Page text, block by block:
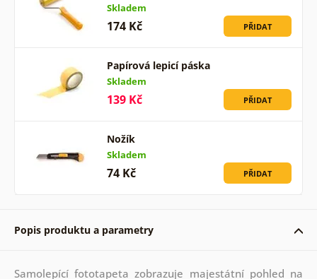
Skladem
174 Kč PŘIDAT
Papírová lepicí páska
Skladem
139 Kč PŘIDAT
Nožík
Skladem
74 Kč PŘIDAT
Popis produktu a parametry
Samolepící fototapeta zobrazuje majestátní pohled na